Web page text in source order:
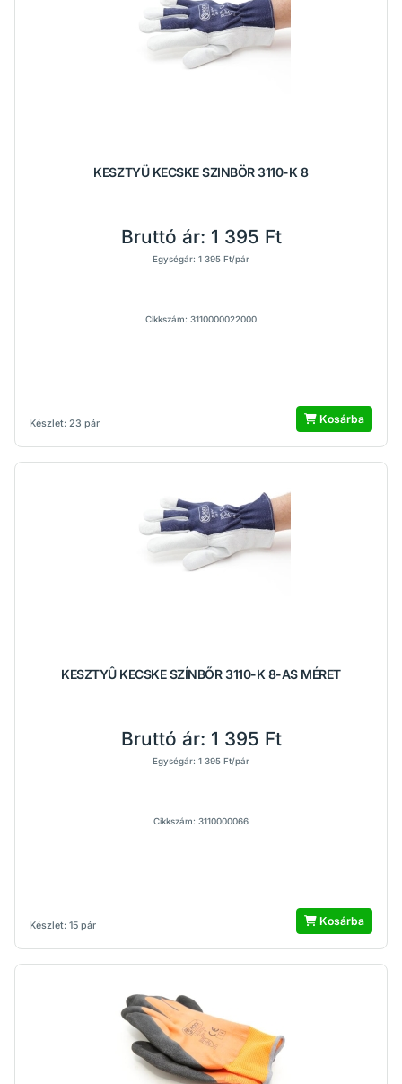
KESZTYÜ KECSKE SZINBÖR 3110-K 8
Készlet: 23 pár
Bruttó ár: 1 395 Ft
Egységár: 1 395 Ft/pár
Cikkszám: 3110000022000
Kosárba
KESZTYÛ KECSKE SZÍNBŐR 3110-K 8-AS MÉRET
Készlet: 15 pár
Bruttó ár: 1 395 Ft
Egységár: 1 395 Ft/pár
Cikkszám: 3110000066
Kosárba